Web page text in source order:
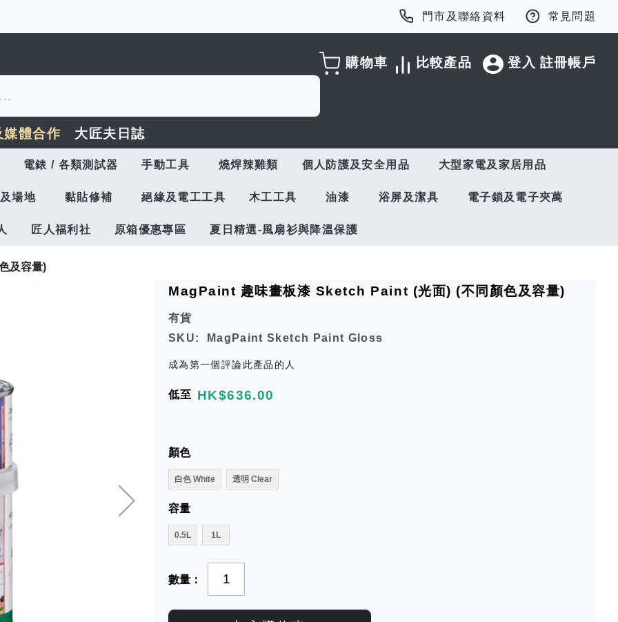
門市及聯絡資料 常見問題
登入 註冊帳戶
比較產品
購物車
體合作 大匠夫日誌
電錶 / 各類測試器 手動工具 燒焊辣雞類 個人防護及安全用品 大型家電及家居用品
場地 黏貼修補 絕緣及電工工具 木工工具 油漆 浴屏及潔具 電子鎖及電子夾萬
匠人福利社 原箱優惠專區 夏日精選-風扇衫與降溫保護
及容量)
MagPaint 趣味畫板漆 Sketch Paint (光面) (不同顏色及容量)
有貨
SKU
MagPaint Sketch Paint Gloss
成為第一個評論此產品的人
低至 HK$636.00
顏色
白色 White 透明 Clear
容量
0.5L 1L
數量